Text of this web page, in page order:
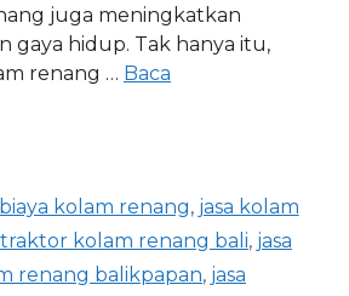
juga meningkatkan
gaya hidup. Tak hanya itu,
renang … Baca
biaya kolam renang, jasa kolam
kolam renang bali, jasa
renang balikpapan, jasa